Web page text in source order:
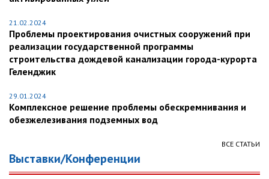
21.02.2024
Проблемы проектирования очистных сооружений при
реализации государственной программы
строительства дождевой канализации города-курорта
Геленджик
29.01.2024
Комплексное решение проблемы обескремнивания и
обезжелезивания подземных вод
ВСЕ СТАТЬИ
Выставки/Конференции